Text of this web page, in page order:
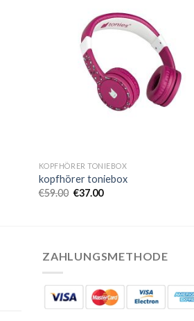
KOPFHÖRER TONIEBOX
kopfhörer toniebox
€59.00 €37.00
ZAHLUNGSMETHODE